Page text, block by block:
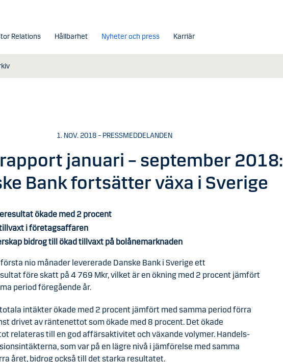
Relations Hållbarhet Nyheter och press Karriär
1. NOV. 2018 – PRESSMEDDELANDEN
januari – september 2018:
Bank fortsätter växa i Sverige
ökade med 2 procent
i företagsaffären
bidrog till ökad tillväxt på bolånemarknaden
nio månader levererade Danske Bank i Sverige ett
före skatt på 4 769 Mkr, vilket är en ökning med 2 procent jämfört
period föregående år.
intäkter ökade med 2 procent jämfört med samma period förra
drivet av räntenettot som ökade med 8 procent. Det ökade
relateras till en god affärsaktivitet och växande volymer. Handels-
som var på en lägre nivå i jämförelse med samma
året, bidrog också till det starka resultatet.